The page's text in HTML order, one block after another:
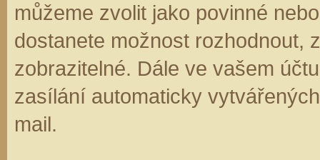
můžeme zvolit jako povinné
dostanete možnost rozhodnout,
zobrazitelné. Dále ve vašem
zasílání automaticky
mail.